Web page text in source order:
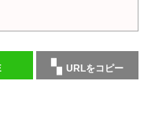
URLをコピー